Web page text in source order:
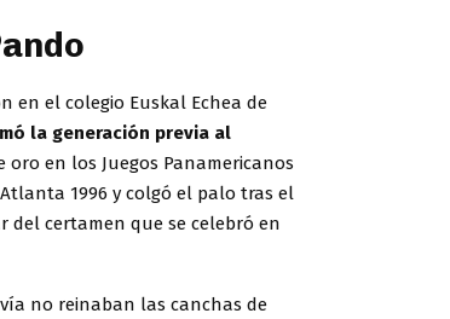
en el colegio Euskal Echea de
la generación previa al
en los Juegos Panamericanos
1996 y colgó el palo tras el
del certamen que se celebró en
no reinaban las canchas de